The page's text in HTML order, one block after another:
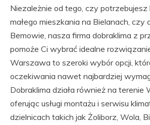
Niezależnie od tego, czy potrzebujesz
małego mieszkania na Bielanach, czy
Bemowie, nasza firma dobraklima z
pomoże Ci wybrać idealne
Warszawa to szeroki wybór opcji,
oczekiwania nawet najbardziej
Dobraklima działa również na terenie
oferując usługi montażu i serwisu
dzielnicach takich jak Żoliborz, Wola,